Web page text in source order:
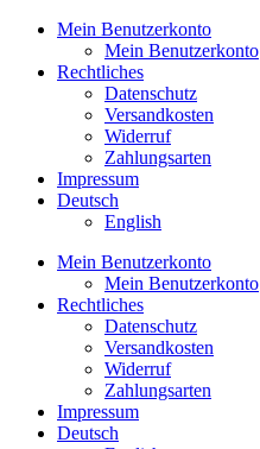
Mein Benutzerkonto
Mein Benutzerkonto
Rechtliches
Datenschutz
Versandkosten
Widerruf
Zahlungsarten
Impressum
Deutsch
English
Mein Benutzerkonto
Mein Benutzerkonto
Rechtliches
Datenschutz
Versandkosten
Widerruf
Zahlungsarten
Impressum
Deutsch